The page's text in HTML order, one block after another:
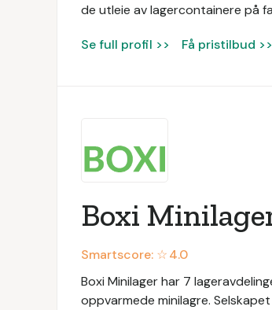
de utleie av lagercontainere på
Se full profil >> Få pristilbud >>
Boxi
Smartscore: ☆4.0
Boxi Minilager har 7
oppvarmede minilagre.